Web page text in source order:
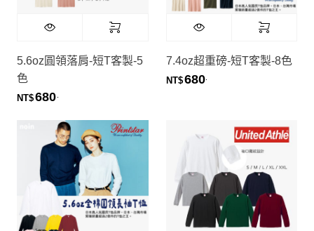
5.6oz圓領落肩-短T客製-5
色
NT$680
7.4oz超重磅-短T客製-8色
NT$680